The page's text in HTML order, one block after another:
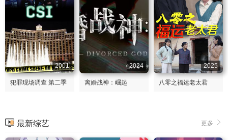
2001
犯罪现场调查 第二季
2024
离婚战神：崛起
2025
八零之福运老太君
更多
最新综艺